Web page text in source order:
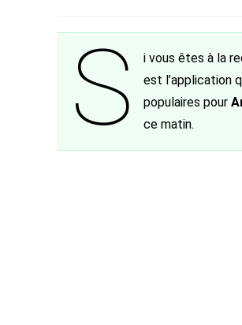
publication :
publication
S i vous êtes à la
est l’application
populaires pour
ce matin.